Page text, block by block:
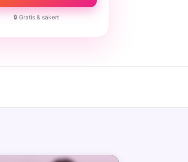
🔒 Gratis & säkert